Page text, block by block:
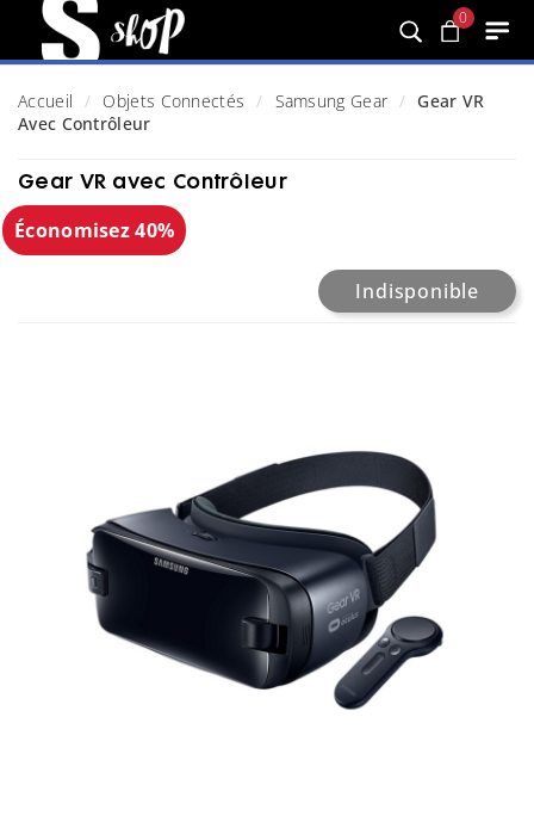
0
Accueil Objets Connectés Samsung Gear
Gear VR
Avec Contrôleur
Gear VR avec Contrôleur
Économisez 40%
Indisponible